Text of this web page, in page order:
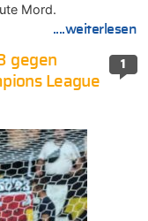
Mord.
....weiterlesen
1
gegen
League